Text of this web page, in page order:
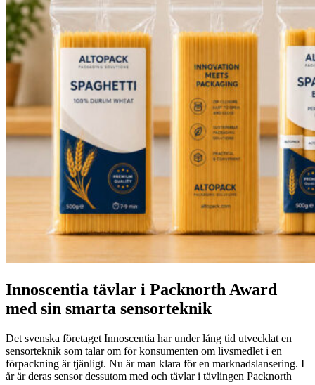
Innoscentia tävlar i Packnorth Award
med sin smarta sensorteknik
Det svenska företaget Innoscentia har under lång tid utvecklat en
sensorteknik som talar om för konsumenten om livsmedlet i en
förpackning är tjänligt. Nu är man klara för en marknadslansering. I
år är deras sensor dessutom med och tävlar i tävlingen Packnorth